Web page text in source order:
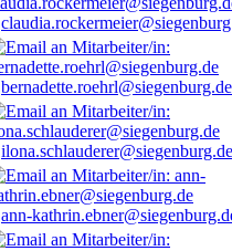
bernadette.roehrl@siegenburg.de
ilona.schlauderer@siegenburg.de
ann-